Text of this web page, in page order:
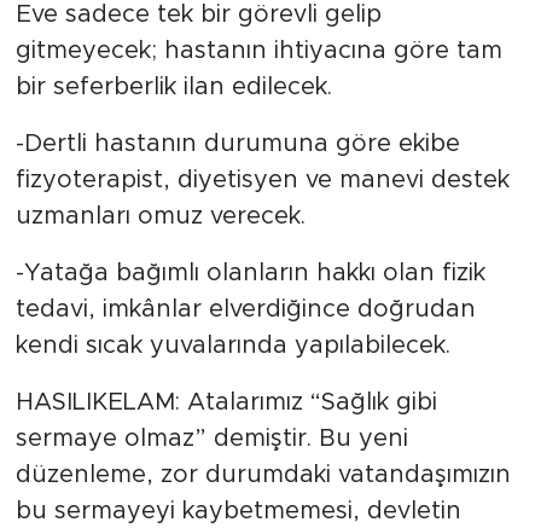
Eve sadece tek bir görevli gelip
gitmeyecek; hastanın ihtiyacına göre tam
bir seferberlik ilan edilecek.
-Dertli hastanın durumuna göre ekibe
fizyoterapist, diyetisyen ve manevi destek
uzmanları omuz verecek.
-Yatağa bağımlı olanların hakkı olan fizik
tedavi, imkânlar elverdiğince doğrudan
kendi sıcak yuvalarında yapılabilecek.
HASILIKELAM: Atalarımız “Sağlık gibi
sermaye olmaz” demiştir. Bu yeni
düzenleme, zor durumdaki vatandaşımızın
bu sermayeyi kaybetmemesi, devletin